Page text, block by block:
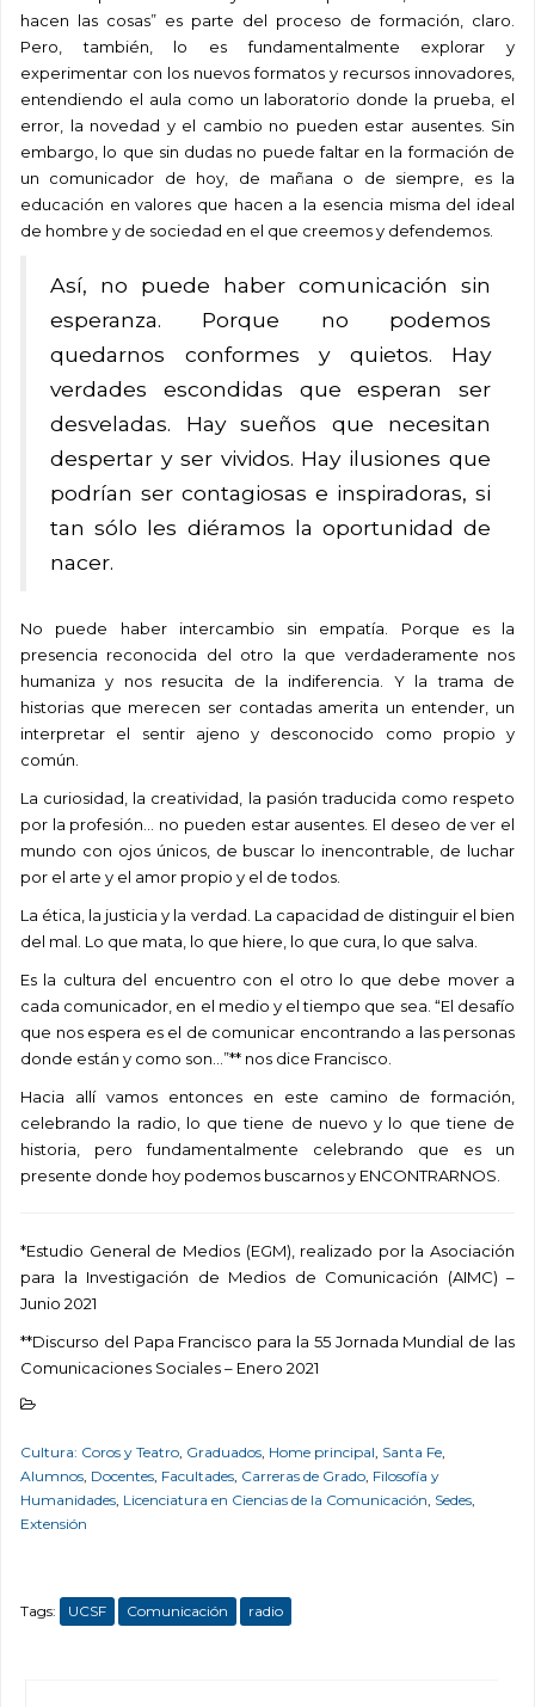
hacen las cosas” es parte del proceso de formación, claro.
Pero, también, lo es fundamentalmente explorar y
experimentar con los nuevos formatos y recursos innovadores,
entendiendo el aula como un laboratorio donde la prueba, el
error, la novedad y el cambio no pueden estar ausentes. Sin
embargo, lo que sin dudas no puede faltar en la formación de
un comunicador de hoy, de mañana o de siempre, es la
educación en valores que hacen a la esencia misma del ideal
de hombre y de sociedad en el que creemos y defendemos.
Así, no puede haber comunicación sin
esperanza. Porque no podemos
quedarnos conformes y quietos. Hay
verdades escondidas que esperan ser
desveladas. Hay sueños que necesitan
despertar y ser vividos. Hay ilusiones que
podrían ser contagiosas e inspiradoras, si
tan sólo les diéramos la oportunidad de
nacer.
No puede haber intercambio sin empatía. Porque es la
presencia reconocida del otro la que verdaderamente nos
humaniza y nos resucita de la indiferencia. Y la trama de
historias que merecen ser contadas amerita un entender, un
interpretar el sentir ajeno y desconocido como propio y
común.
La curiosidad, la creatividad, la pasión traducida como respeto
por la profesión… no pueden estar ausentes. El deseo de ver el
mundo con ojos únicos, de buscar lo inencontrable, de luchar
por el arte y el amor propio y el de todos.
La ética, la justicia y la verdad. La capacidad de distinguir el bien
del mal. Lo que mata, lo que hiere, lo que cura, lo que salva.
Es la cultura del encuentro con el otro lo que debe mover a
cada comunicador, en el medio y el tiempo que sea. “El desafío
que nos espera es el de comunicar encontrando a las personas
donde están y como son…”** nos dice Francisco.
Hacia allí vamos entonces en este camino de formación,
celebrando la radio, lo que tiene de nuevo y lo que tiene de
historia, pero fundamentalmente celebrando que es un
presente donde hoy podemos buscarnos y ENCONTRARNOS.
*Estudio General de Medios (EGM), realizado por la Asociación
para la Investigación de Medios de Comunicación (AIMC) –
Junio 2021
**Discurso del Papa Francisco para la 55 Jornada Mundial de las
Comunicaciones Sociales – Enero 2021
Cultura: Coros y Teatro Graduados Home principal Santa Fe
Alumnos Docentes Facultades Carreras de Grado Filosofía y
Humanidades Licenciatura en Ciencias de la Comunicación Sedes
Extensión
Tags: UCSF Comunicación radio